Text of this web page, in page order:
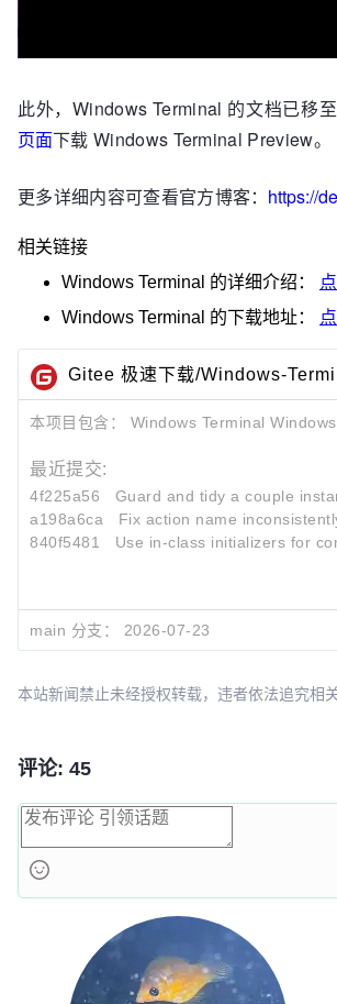
此外，Windows Terminal 的文档已移至
页面下载 Windows Terminal Preview。
更多详细内容可查看官方博客： https://
相关链接
Windows Terminal 的详细介绍：
Windows Terminal 的下载地址：
Gitee 极速下载/Windows-
本项目包含： Windows Terminal
最近提交:
4f225a56
Guard and tidy a couple
a198a6ca
Fix action name
840f5481
Use in-class initializers for
main 分支： 2026-07-23
本站新闻禁止未经授权转载，违者依法追究相
评论: 45